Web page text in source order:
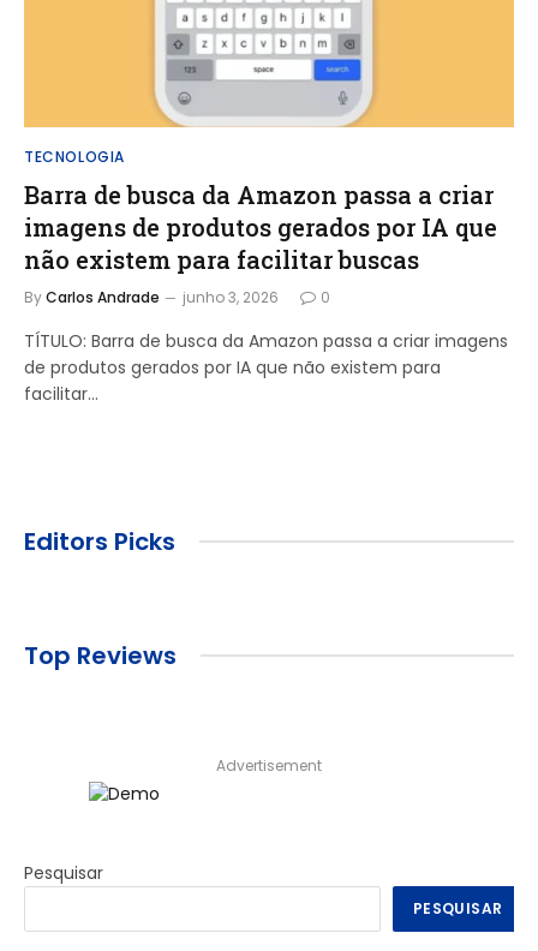
TECNOLOGIA
Barra de busca da Amazon passa a criar
imagens de produtos gerados por IA que
não existem para facilitar buscas
ByCarlos Andrade junho 3, 2026 0
TÍTULO: Barra de busca da Amazon passa a criar imagens
de produtos gerados por IA que não existem para
facilitar…
Editors Picks
Top Reviews
Advertisement
Pesquisar
PESQUISAR